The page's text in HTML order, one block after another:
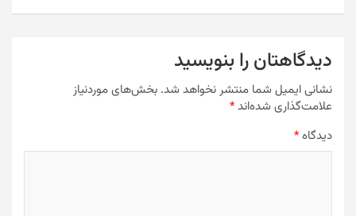
دیدگاهتان را بنویسید
نشانی ایمیل شما منتشر نخواهد شد. بخش‌های موردنیاز
علامت‌گذاری شده‌اند*
دیدگاه*